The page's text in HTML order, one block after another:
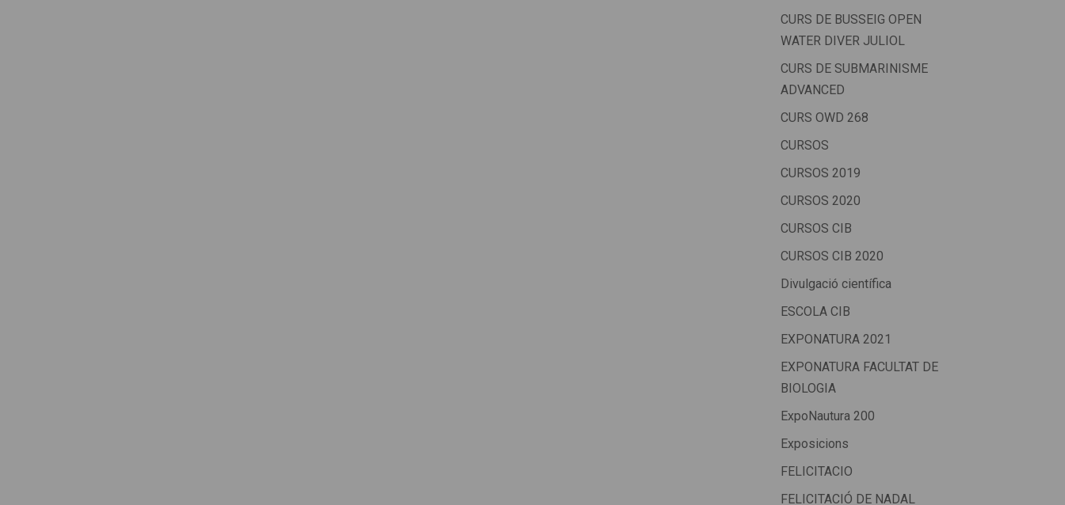
CURS DE BUSSEIG OPEN
WATER DIVER JULIOL
CURS DE SUBMARINISME
ADVANCED
CURS OWD 268
CURSOS
CURSOS 2019
CURSOS 2020
CURSOS CIB
CURSOS CIB 2020
Divulgació científica
ESCOLA CIB
EXPONATURA 2021
EXPONATURA FACULTAT DE
BIOLOGIA
ExpoNautura 200
Exposicions
FELICITACIO
FELICITACIÓ DE NADAL